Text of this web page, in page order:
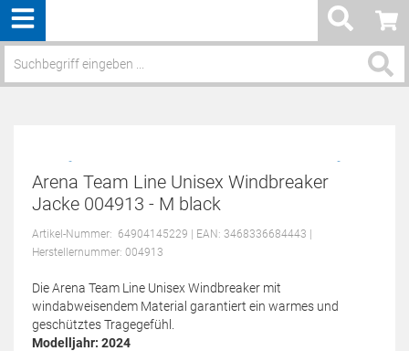
Menü
Service / Hilfe
Arena Team Line Unisex Windbreaker
Jacke 004913 - M black
Artikel-Nummer: 64904145229 | EAN: 3468336684443
Herstellernummer: 004913
Die Arena Team Line Unisex Windbreaker mit
windabweisendem Material garantiert ein warmes und
geschütztes Tragegefühl.
Modelljahr: 2024